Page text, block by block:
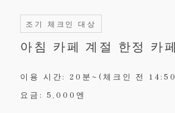
조기 체크인 대상
아침 카페 계절 한정 카
이용 시간: 20분~(체크인 전
요금: 5,000엔